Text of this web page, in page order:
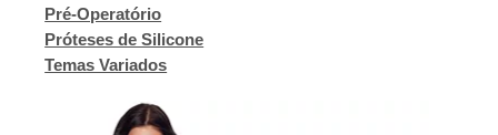
Pré-Operatório
Próteses de Silicone
Temas Variados